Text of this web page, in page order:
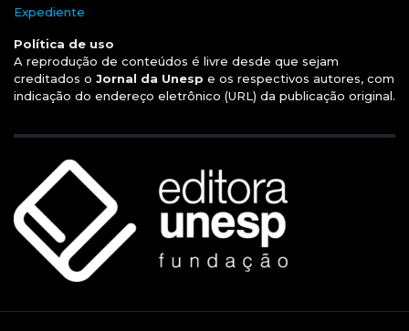
Expediente
Política de uso
A reprodução de conteúdos é livre desde que sejam
creditados o Jornal da Unesp e os respectivos autores, com
indicação do endereço eletrônico (URL) da publicação original.